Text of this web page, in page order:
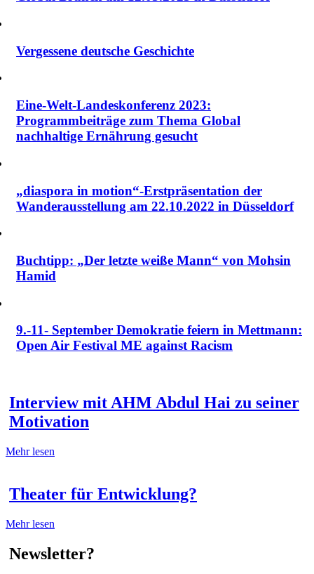
Vergessene deutsche Geschichte
Eine-Welt-Landeskonferenz 2023:
Programmbeiträge zum Thema Global
nachhaltige Ernährung gesucht
„diaspora in motion“-Erstpräsentation der
Wanderausstellung am 22.10.2022 in Düsseldorf
Buchtipp: „Der letzte weiße Mann“ von Mohsin
Hamid
9.-11- September Demokratie feiern in Mettmann:
Open Air Festival ME against Racism
Interview mit AHM Abdul Hai zu seiner
Motivation
Mehr lesen
Theater für Entwicklung?
Mehr lesen
Newsletter?